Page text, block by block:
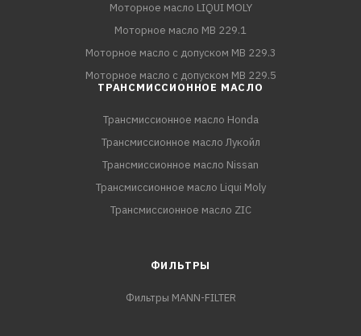
Моторное масло LIQUI MOLY
Моторное масло MB 229.1
Моторное масло с допуском MB 229.3
Моторное масло с допуском MB 229.5
ТРАНСМИССИОННОЕ МАСЛО
Трансмиссионное масло Honda
Трансмиссионное масло Лукойл
Трансмиссионное масло Nissan
Трансмиссионное масло Liqui Moly
Трансмиссионное масло ZIC
ФИЛЬТРЫ
Фильтры MANN-FILTER